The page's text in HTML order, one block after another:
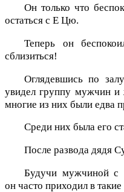
Он только что
остаться с Е Цю.
Теперь он
сблизиться!
Оглядевшись по
увидел группу мужчин и
многие из них были едва
Среди них была его
После развода дядя
Будучи мужчиной с
он часто приходил в такие